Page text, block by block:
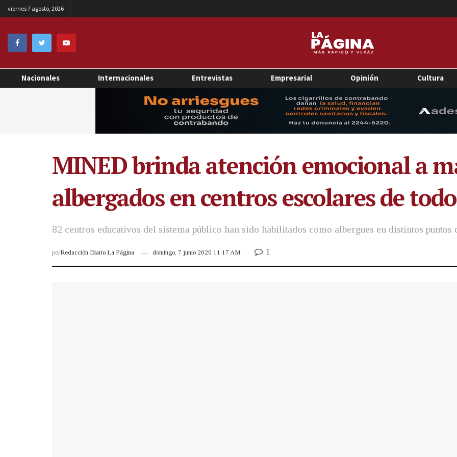
viernes 7 agosto, 2026
Nacionales Internacionales Entrevistas Empresarial Opinión Cultura
MINED brinda atención emocional a
albergados en centros escolares de
82 centros educativos del sistema público han sido habilitados como albergues en distintos puntos
porRedacción Diario La Página domingo, 7 junio 2020 11:17 AM 1